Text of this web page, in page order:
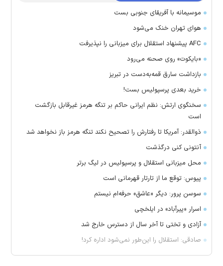
موسیمانه با آفریقای جنوبی بست
هوای تهران خنک می‌شود
AFC پیشنهاد استقلال برای میزبانی را نپذیرفت
«بایکوت» روی صحنه می‌رود
بازداشت سارق قمه‌به‌دست در تبریز
خرید بعدی پرسپولیس بست!
سخنگوی ارتش: نظم ایرانی حاکم بر تنگه هرمز غیرقابل بازگشت
است
ذوالقدر: آمریکا تا رفتارش را تصحیح نکند تنگه هرمز باز نخواهد شد
آنتونی کنی درگذشت
محل میزبانی استقلال و پرسپولیس در لیگ برتر
پیوس: توقع ما از تارتار قهرمانی است
سوسن پرور: دیگر «عاشق» حرفه‌ام نیستم
اسرار «پیرآباد» در ایلخچی
آزادی و تختی تا آخر سال از دسترس خارج شد
صادقی: استقلال را این‌طور نمی‌شود اداره کرد!